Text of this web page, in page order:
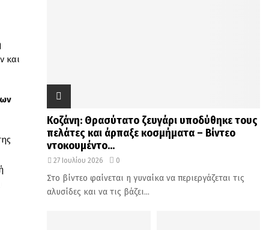
και
Κοζάνη: Θρασύτατο ζευγάρι υποδύθηκε τους
πελάτες και άρπαξε κοσμήματα – Βίντεο
ντοκουμέντο...
27 Ιουλίου 2026 0
Στο βίντεο φαίνεται η γυναίκα να περιεργάζεται τις
αλυσίδες και να τις βάζει...